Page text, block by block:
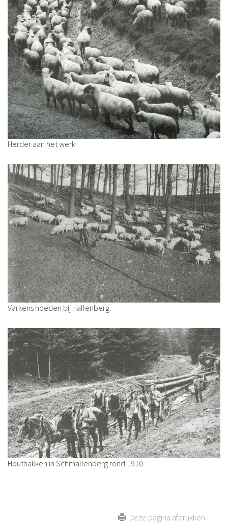
Herder aan het werk.
Varkens hoeden bij Hallenberg.
Houthakken in Schmallenberg rond 1910.
Deze pagina afdrukken